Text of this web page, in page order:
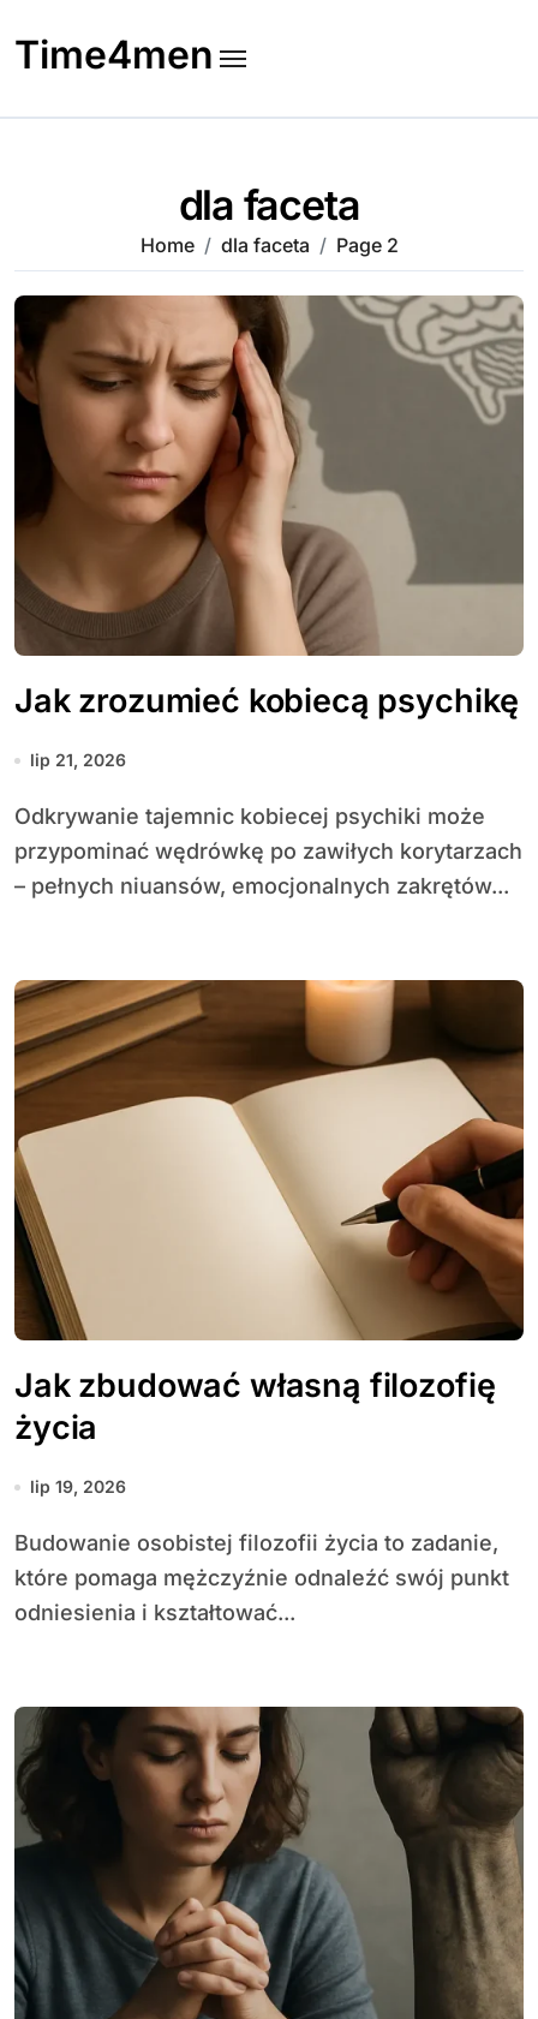
to
content
Time4men
dla faceta
Home dla faceta Page 2
Jak zrozumieć kobiecą psychikę
lip 21, 2026
Odkrywanie tajemnic kobiecej psychiki może
przypominać wędrówkę po zawiłych korytarzach
– pełnych niuansów, emocjonalnych zakrętów...
Jak zbudować własną filozofię
życia
lip 19, 2026
Budowanie osobistej filozofii życia to zadanie,
które pomaga mężczyźnie odnaleźć swój punkt
odniesienia i kształtować...